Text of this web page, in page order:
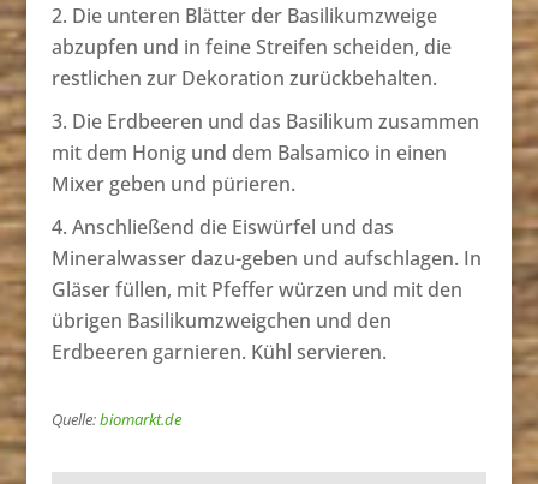
Die unteren Blätter der Basilikumzweige
abzupfen und in feine Streifen scheiden, die
restlichen zur Dekoration zurückbehalten.
Die Erdbeeren und das Basilikum zusammen
mit dem Honig und dem Balsamico in einen
Mixer geben und pürieren.
Anschließend die Eiswürfel und das
Mineralwasser dazu-geben und aufschlagen. In
Gläser füllen, mit Pfeffer würzen und mit den
übrigen Basilikumzweigchen und den
Erdbeeren garnieren. Kühl servieren.
Quelle:biomarkt.de